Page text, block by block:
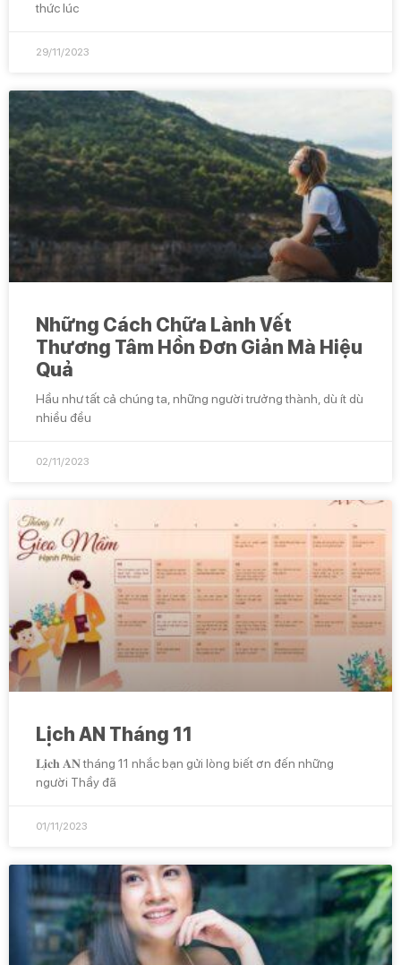
thức lúc
29/11/2023
Những Cách Chữa Lành Vết
Thương Tâm Hồn Đơn Giản Mà Hiệu
Quả
Hầu như tất cả chúng ta, những người trưởng thành, dù ít dù
nhiều đều
02/11/2023
Lịch AN Tháng 11
𝐋𝐢̣𝐜𝐡 𝐀𝐍 tháng 11 nhắc bạn gửi lòng biết ơn đến những
người Thầy đã
01/11/2023